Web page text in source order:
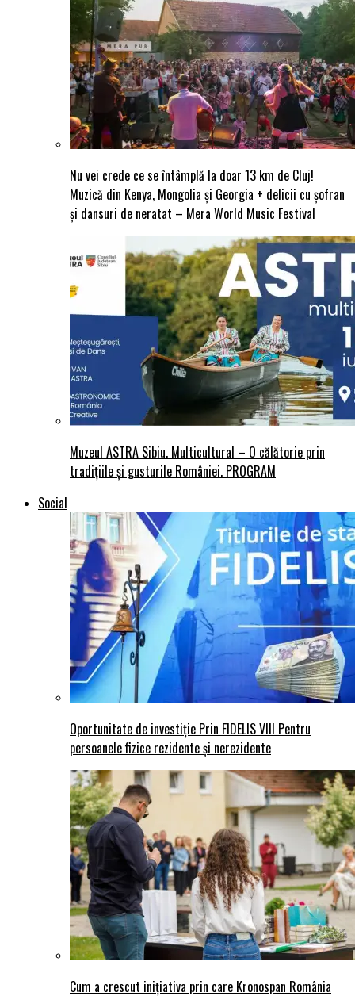
Nu vei crede ce se întâmplă la doar 13 km de Cluj!
Muzică din Kenya, Mongolia și Georgia + delicii cu șofran
și dansuri de neratat – Mera World Music Festival
Muzeul ASTRA Sibiu. Multicultural – O călătorie prin
tradițiile și gusturile României. PROGRAM
Social
Oportunitate de investiție Prin FIDELIS VIII Pentru
persoanele fizice rezidente și nerezidente
Cum a crescut inițiativa prin care Kronospan România